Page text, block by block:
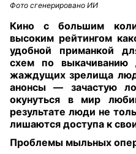
Фото сгенерировано ИИ
Кино с большим
высоким рейтингом
удобной приманкой
схем по выкачиванию
жаждущих зрелища
анонсы — зачастую
окунуться в мир
результате люди не
лишаются доступа к
Проблемы мыльных